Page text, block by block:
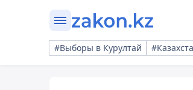
#Выборы в Курултай